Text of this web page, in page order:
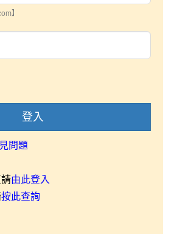
】
登入
問題
由此登入
按此查詢